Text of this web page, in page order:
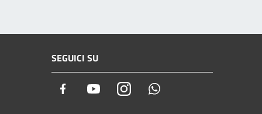
SEGUICI SU
Facebook YoutubeInstagram